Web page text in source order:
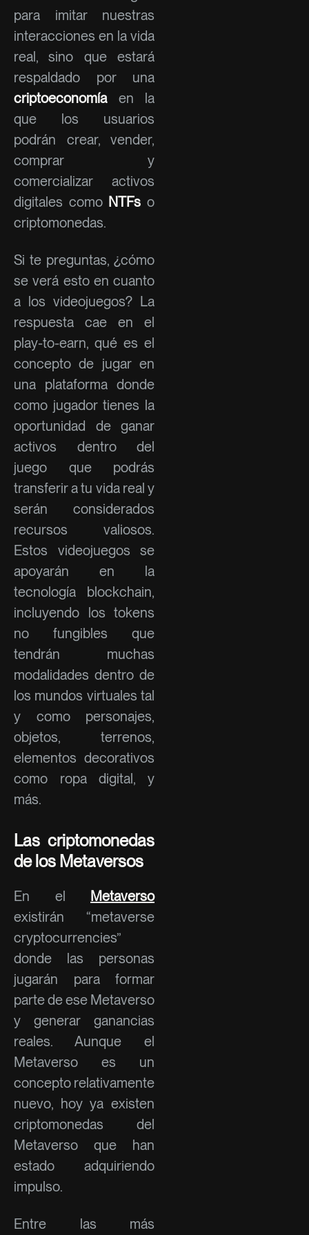
para imitar nuestras
interacciones en la vida
real, sino que estará
respaldado por una
criptoeconomía en la
que los usuarios
podrán crear, vender,
comprar y
comercializar activos
digitales como NTFs o
criptomonedas.
Si te preguntas, ¿cómo
se verá esto en cuanto
a los videojuegos? La
respuesta cae en el
play-to-earn, qué es el
concepto de jugar en
una plataforma donde
como jugador tienes la
oportunidad de ganar
activos dentro del
juego que podrás
transferir a tu vida real y
serán considerados
recursos valiosos.
Estos videojuegos se
apoyarán en la
tecnología blockchain,
incluyendo los tokens
no fungibles que
tendrán muchas
modalidades dentro de
los mundos virtuales tal
y como personajes,
objetos, terrenos,
elementos decorativos
como ropa digital, y
más.
Las criptomonedas
de los Metaversos
En el Metaverso
existirán “metaverse
cryptocurrencies”
donde las personas
jugarán para formar
parte de ese Metaverso
y generar ganancias
reales. Aunque el
Metaverso es un
concepto relativamente
nuevo, hoy ya existen
criptomonedas del
Metaverso que han
estado adquiriendo
impulso.
Entre las más